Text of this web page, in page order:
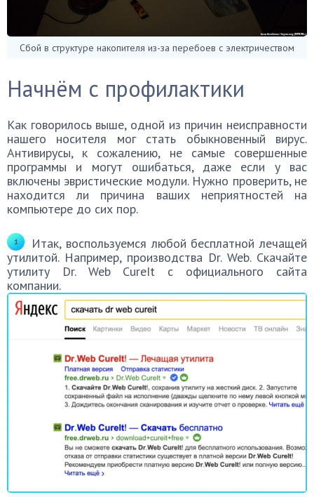
Сбой в структуре накопителя из-за перебоев с электричеством
Начнём с профилактики
Как говорилось выше, одной из причин неисправности
нашего носителя мог стать обыкновенный вирус.
Антивирусы, к сожалению, не самые совершенные
программы и могут ошибаться, даже если у вас
включены эвристические модули. Нужно проверить, не
находится ли причина ваших неприятностей на
компьютере до сих пор.
Итак, воспользуемся любой бесплатной лечащей
утилитой. Например, производства Dr. Web. Скачайте
утилиту Dr. Web CureIt с официального сайта
компании.